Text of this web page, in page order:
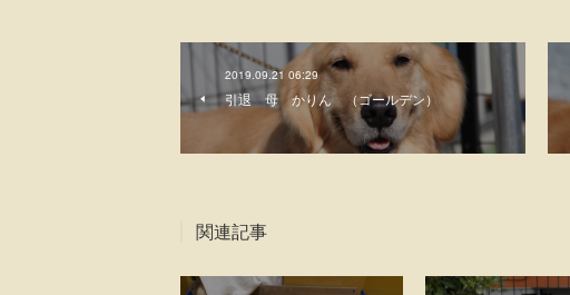
2019.09.21 06:29
引退 母 かりん （ゴールデン）
関連記事